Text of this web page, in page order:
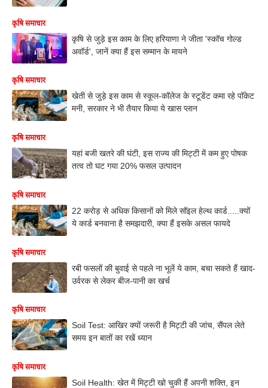
कृषि समाचार
कृषि से जुड़े इस काम के लिए हरियाणा ने जीता 'स्कॉच गोल्ड
अवॉर्ड', जानें क्या हैं इस सम्मान के मायने
कृषि समाचार
खेती से जुड़े इस काम से स्कूल-कॉलेज के स्टूडेंट कमा रहे पॉकेट
मनी, सरकार ने भी तैयार किया ये खास प्लान
कृषि समाचार
यहां बजी खतरे की घंटी, इस राज्य की मिट्टी में कम हुए पोषक
तत्व तो घट गया 20% फसल उत्पादन
कृषि समाचार
22 करोड़ से अधिक किसानों को मिले सॉइल हेल्थ कार्ड.....क्यों
ये कार्ड बनवाना है समझदारी, क्या हैं इसके असल फायदे
कृषि समाचार
रबी फसलों की बुवाई से पहले ना भूलें ये काम, बचा सकते हैं खाद-
उर्वरक से लेकर बीज-पानी का खर्च
कृषि समाचार
Soil Test: आखिर क्यों जरूरी है मिट्टी की जांच, सैंपल लेते
समय इन बातों का रखें ध्यान
कृषि समाचार
Soil Health: खेत में मिट्टी खो चुकी हैं अपनी शक्ति, इन